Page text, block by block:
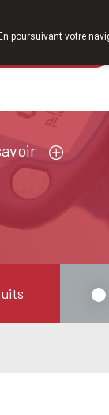
poursuivant votre